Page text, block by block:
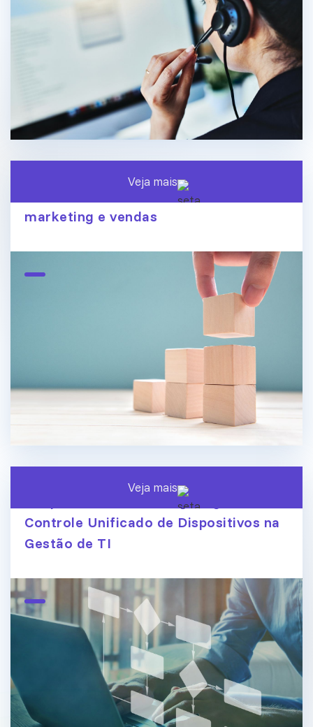
O fim dos silos de dados: conecte
marketing e vendas
Veja mais
Endpoint Central ManageEngine:
Controle Unificado de Dispositivos na
Gestão de TI
Veja mais